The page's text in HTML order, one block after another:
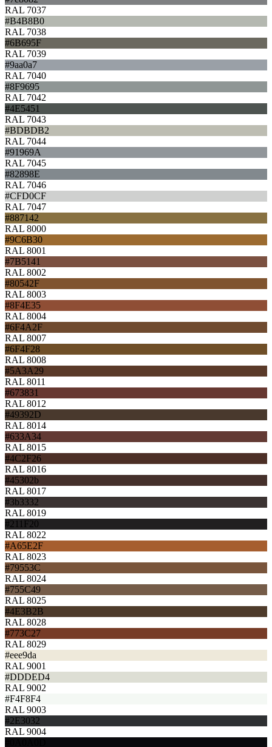
RAL 7037
#B4B8B0
RAL 7038
#6B695F
RAL 7039
#9aa0a7
RAL 7040
#8F9695
RAL 7042
#4E5451
RAL 7043
#BDBDB2
RAL 7044
#91969A
RAL 7045
#82898E
RAL 7046
#CFD0CF
RAL 7047
#887142
RAL 8000
#9C6B30
RAL 8001
#7B5141
RAL 8002
#80542F
RAL 8003
#8F4E35
RAL 8004
#6F4A2F
RAL 8007
#6F4F28
RAL 8008
#5A3A29
RAL 8011
#673831
RAL 8012
#49392D
RAL 8014
#633A34
RAL 8015
#4C2F26
RAL 8016
#45302b
RAL 8017
#3b3332
RAL 8019
#211F20
RAL 8022
#A65E2F
RAL 8023
#79553C
RAL 8024
#755C49
RAL 8025
#4E3B2B
RAL 8028
#773C27
RAL 8029
#eee9da
RAL 9001
#DDDED4
RAL 9002
#F4F8F4
RAL 9003
#2E3032
RAL 9004